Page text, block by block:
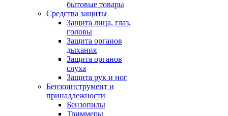
бытовые товары
Средства защиты
Защита лица, глаз,
головы
Защита органов
дыхания
Защита органов
слуха
Защита рук и ног
Бензоинструмент и
принадлежности
Бензопилы
Триммеры